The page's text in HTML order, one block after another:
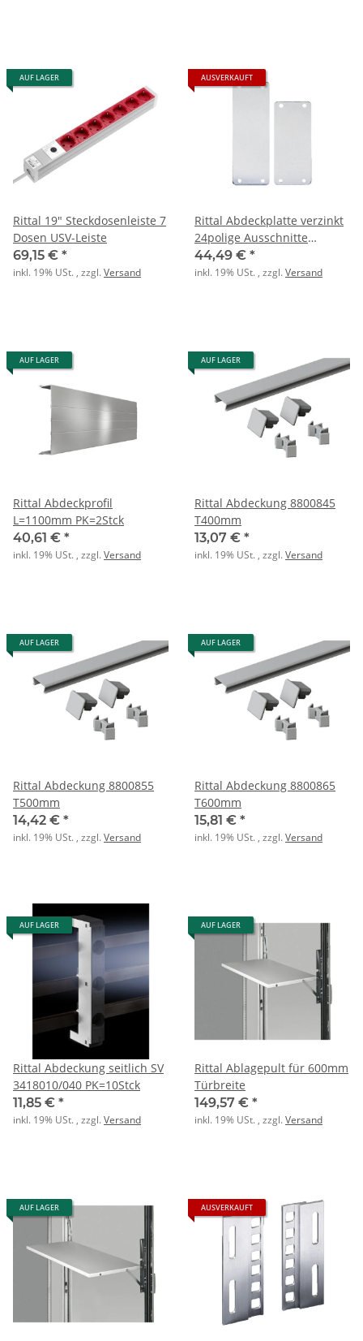
AUF LAGER
Rittal 19" Steckdosenleiste 7
Dosen USV-Leiste
69,15 € *
inkl. 19% USt. , zzgl.Versand
AUSVERKAUFT
Rittal Abdeckplatte verzinkt
24polige Ausschnitte
PK=20Stck
44,49 € *
inkl. 19% USt. , zzgl.Versand
AUF LAGER
Rittal Abdeckprofil
L=1100mm PK=2Stck
40,61 € *
inkl. 19% USt. , zzgl.Versand
AUF LAGER
Rittal Abdeckung 8800845
T400mm
13,07 € *
inkl. 19% USt. , zzgl.Versand
AUF LAGER
Rittal Abdeckung 8800855
T500mm
14,42 € *
inkl. 19% USt. , zzgl.Versand
AUF LAGER
Rittal Abdeckung 8800865
T600mm
15,81 € *
inkl. 19% USt. , zzgl.Versand
AUF LAGER
Rittal Abdeckung seitlich SV
3418010/040 PK=10Stck
11,85 € *
inkl. 19% USt. , zzgl.Versand
AUF LAGER
Rittal Ablagepult für 600mm
Türbreite
149,57 € *
inkl. 19% USt. , zzgl.Versand
AUF LAGER AUSVERKAUFT